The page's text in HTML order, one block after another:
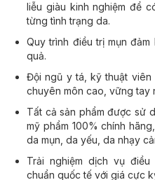
liễu giàu kinh nghiệm để
từng tình trạng da.
Quy trình điều trị mụn
quả.
Đội ngũ y tá, kỹ thuật
chuyên môn cao, vững tay
Tất cả sản phẩm được sử
mỹ phẩm 100% chính
da mụn, da yếu, da nhạy
Trải nghiệm dịch vụ
chuẩn quốc tế với giá cực